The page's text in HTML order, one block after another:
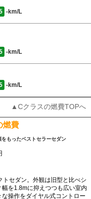
-km/L
-km/L
-km/L
▲Cクラスの燃費TOPへ
燃費
もったベストセラーセダン
セダン。外観は旧型と比べシ
を1.8mに抑えつつも広い室内
操作をダイヤル式コントロー